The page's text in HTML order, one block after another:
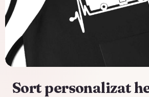
Sort personalizat